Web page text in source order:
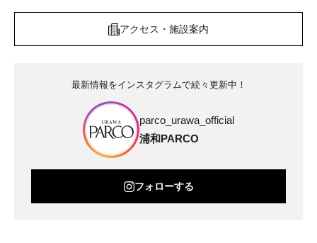
アクセス・施設案内
最新情報をインスタグラムで続々更新中！
parco_urawa_official
浦和PARCO
フォローする